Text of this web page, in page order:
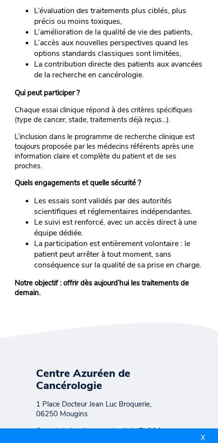
L’évaluation des traitements plus ciblés, plus
précis ou moins toxiques,
L’amélioration de la qualité de vie des patients,
L’accès aux nouvelles perspectives quand les
options standards classiques sont limitées,
La contribution directe des patients aux avancées
de la recherche en cancérologie.
Qui peut participer ?
Chaque essai clinique répond à des critères spécifiques
(type de cancer, stade, traitements déjà reçus…).
L’inclusion dans le programme de recherche clinique est
toujours proposée par les médecins référents après une
information claire et complète du patient et de ses
proches.
Quels engagements et quelle sécurité ?
Les essais sont validés par des autorités
scientifiques et réglementaires indépendantes.
Le suivi est renforcé, avec un accès direct à une
équipe dédiée.
La participation est entièrement volontaire : le
patient peut arrêter à tout moment, sans
conséquence sur la qualité de sa prise en charge.
Notre objectif : offrir dès aujourd’hui les traitements de
demain.
Centre Azuréen de
Cancérologie
1 Place Docteur Jean Luc Broquerie,
06250 Mougins
Ouvert du lundi au vendredi de 7h30 à
X